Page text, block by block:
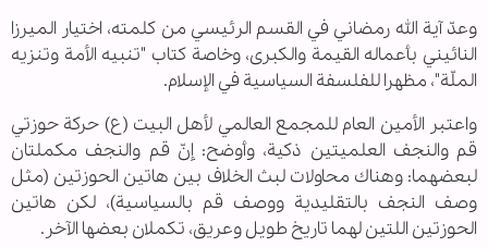
وعدّ آية الله رمضاني في القسم الرئيسي من كلمته، اختيار الميرزا
النائيني بأعماله القيمة والكبرى، وخاصة كتاب "تنبيه الأمة وتنزيه
الملّة"، مظهرا للفلسفة السياسية في الإسلام.
واعتبر الأمين العام للمجمع العالمي لأهل البيت (ع) حركة حوزتي
قم والنجف العلميتين ذكية، وأوضح: إنّ قم والنجف مكملتان
لبعضهما: وهناك محاولات لبث الخلاف بين هاتين الحوزتين (مثل
وصف النجف بالتقليدية ووصف قم بالسياسية)، لكن هاتين
الحوزتين اللتين لهما تاريخ طويل وعريق، تكملان بعضها الآخر.